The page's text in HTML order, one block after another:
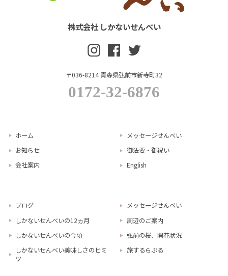
株式会社 しかないせんべい
〒036-8214 青森県弘前市新寺町32
0172-32-6876
ホーム
お知らせ
会社案内
メッセージせんべい
御法要・御祝い
English
ブログ
しかないせんべいの12ヵ月
しかないせんべいの今頃
しかないせんべい美味しさのヒミ
ツ
メッセージせんべい
周辺のご案内
弘前の桜、開花状況
旅するらぷる